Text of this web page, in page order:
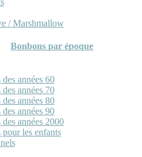
/ Marshmallow
Bonbons par époque
années 60
années 70
années 80
années 90
années 2000
les enfants